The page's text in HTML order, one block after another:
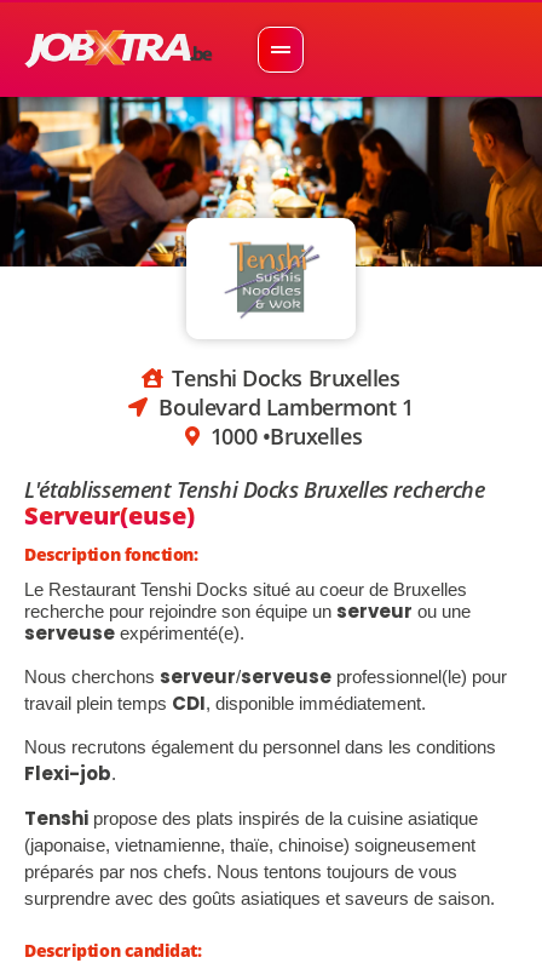
Tenshi Docks Bruxelles
Boulevard Lambermont 1
1000 •Bruxelles
L'établissement Tenshi Docks Bruxelles recherche
Serveur(euse)
Description fonction:
Le Restaurant Tenshi Docks situé au coeur de Bruxelles
recherche pour rejoindre son équipe un serveur ou une
serveuse expérimenté(e).
Nous cherchons serveur/serveuse professionnel(le) pour
travail plein temps CDI, disponible immédiatement.
Nous recrutons également du personnel dans les conditions
Flexi-job.
Tenshi propose des plats inspirés de la cuisine asiatique
(japonaise, vietnamienne, thaïe, chinoise) soigneusement
préparés par nos chefs. Nous tentons toujours de vous
surprendre avec des goûts asiatiques et saveurs de saison.
Description candidat: